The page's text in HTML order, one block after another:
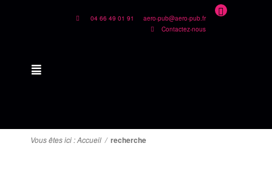
04 66 49 01 91 aero-pub@aero-pub.fr
Contactez-nous
Vous êtes ici :Accueil / recherche